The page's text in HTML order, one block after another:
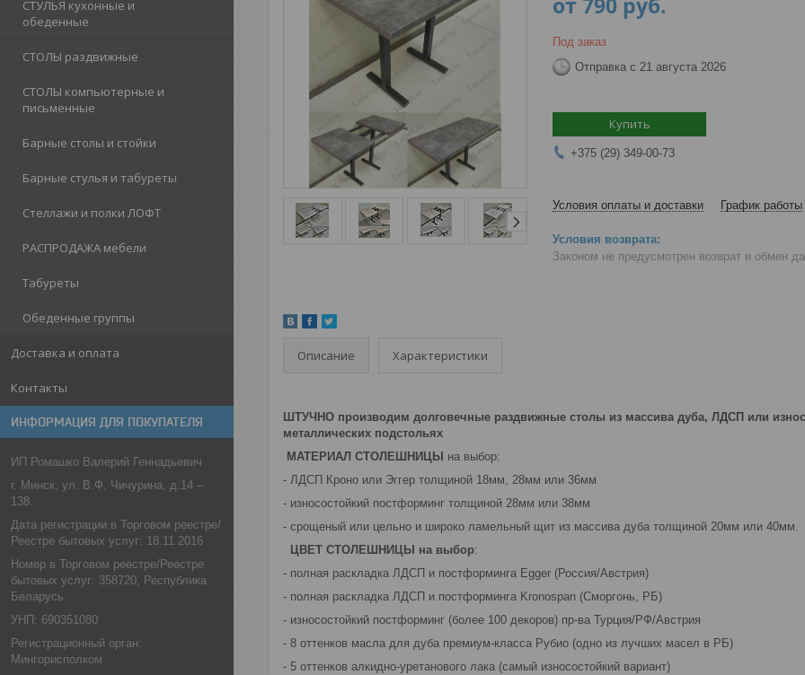
СТУЛЬЯ кухонные и
обеденные
СТОЛЫ раздвижные
СТОЛЫ компьютерные и
письменные
Барные столы и стойки
Барные стулья и табуреты
Стеллажи и полки ЛОФТ
РАСПРОДАЖА мебели
Табуреты
Обеденные группы
Доставка и оплата
Контакты
ИНФОРМАЦИЯ ДЛЯ ПОКУПАТЕЛЯ
ИП Ромашко Валерий Геннадьевич
г. Минск, ул. В.Ф. Чичурина, д.14 –
138.
Дата регистрации в Торговом реестре/
Реестре бытовых услуг: 18.11.2016
Номер в Торговом реестре/Реестре
бытовых услуг: 358720, Республика
Беларусь
УНП: 690351080
Регистрационный орган:
Мингорисполком
Под заказ
Отправка с 21 августа 2026
Купить
+375 (29) 349-00-73
Условия оплаты и доставки График работы
Законом не предусмотрен возврат и обмен
Описание Характеристики
ШТУЧНО производим долговечные раздвижные столы из массива дуба, ЛДСП или
металлических подстольях
МАТЕРИАЛ СТОЛЕШНИЦЫ на выбор:
- ЛДСП Кроно или Эггер толщиной 18мм, 28мм или 36мм
- износостойкий постформинг толщиной 28мм или 38мм
- срощеный или цельно и широко ламельный щит из массива дуба толщиной 20мм или 40мм.
ЦВЕТ СТОЛЕШНИЦЫ на выбор:
- полная раскладка ЛДСП и постформинга Egger (Россия/Австрия)
- полная раскладка ЛДСП и постформинга Kronospan (Сморгонь, РБ)
- износостойкий постформинг (более 100 декоров) пр-ва Турция/РФ/Австрия
- 8 оттенков масла для дуба премиум-класса Рубио (одно из лучших масел в РБ)
- 5 оттенков алкидно-уретанового лака (самый износостойкий вариант)